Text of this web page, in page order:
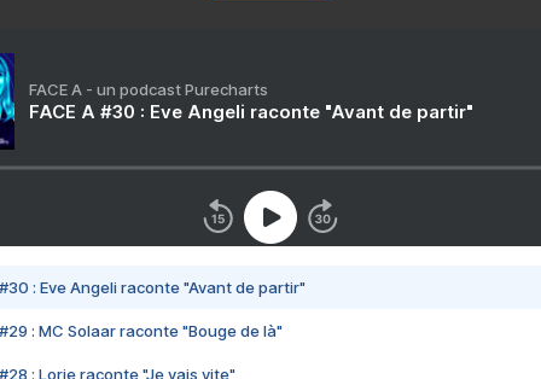
FACE A - un podcast Purecharts
FACE A #30 : Eve Angeli raconte "Avant de partir"
#30 : Eve Angeli raconte "Avant de partir"
#29 : MC Solaar raconte "Bouge de là"
#28 : Lorie raconte "Je vais vite"